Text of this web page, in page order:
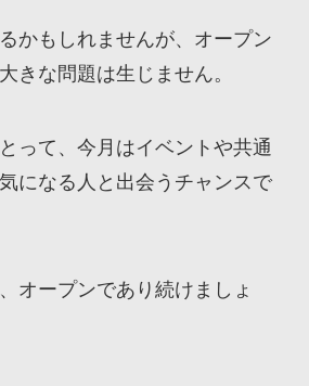
かもしれませんが、オープン
きな問題は生じません。
って、今月はイベントや共通
になる人と出会うチャンスで
オープンであり続けましょ